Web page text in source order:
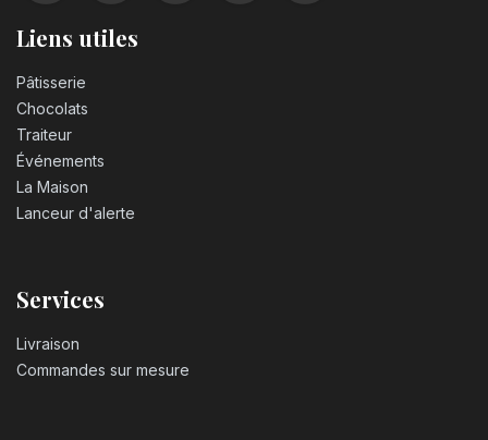
Liens utiles
Pâtisserie
Chocolats
Traiteur
Événements
La Maison
Lanceur d'alerte
Services
Livraison
Commandes sur mesure